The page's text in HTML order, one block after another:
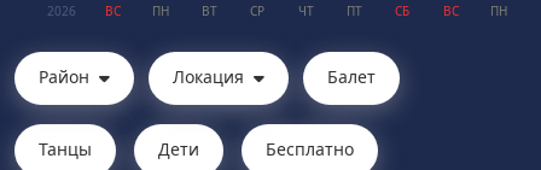
2026 ВС ПН ВТ СР ЧТ ПТ СБ ВС ПН
Район Локация Балет
Танцы Дети Бесплатно